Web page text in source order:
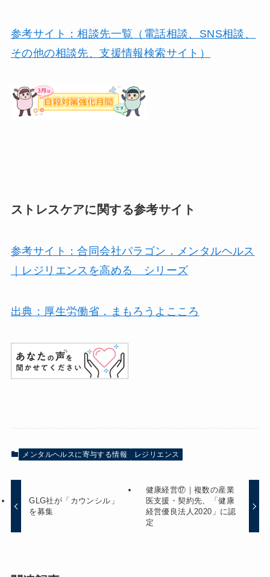
参考サイト：相談先一覧（電話相談、SNS相談、
その他の相談先、支援情報検索サイト）
ストレスケアに関する参考サイト
参考サイト：合同会社パラゴン．メンタルヘルス
｜レジリエンスを高める シリーズ
出典：厚生労働省．まもろうよこころ
メンタルヘルスに寄与する情報 レジリエンス
GLG社が「カウンシル」
を募集
健康経営⑰｜複数の産業
医支援・契約先、「健康
経営優良法人2020」に認
定